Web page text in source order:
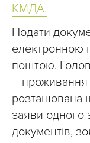
КМДА.
Подати
електронною
поштою.
– проживання
розташована
заяви одного
документів,